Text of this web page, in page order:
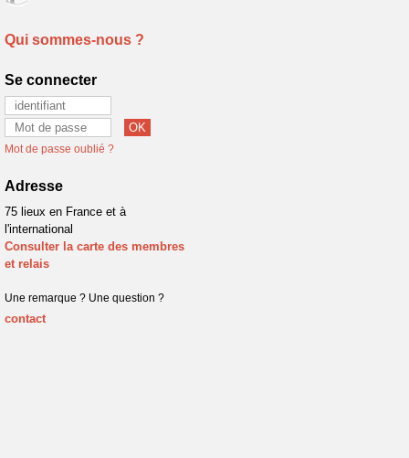
Qui sommes-nous ?
Se connecter
Mot de passe oublié ?
Adresse
75 lieux en France et à
l'international
Consulter la carte des membres
et relais
Une remarque ? Une question ?
contact